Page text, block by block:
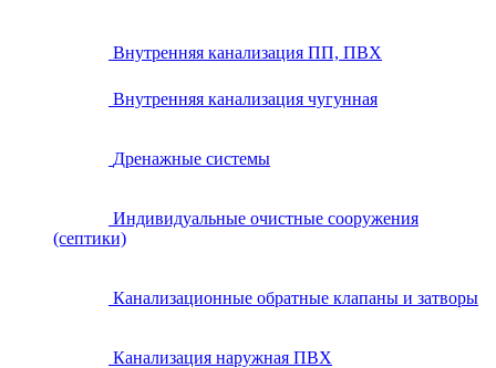
Внутренняя канализация ПП, ПВХ
Внутренняя канализация чугунная
Дренажные системы
Индивидуальные очистные сооружения
(септики)
Канализационные обратные клапаны и затворы
Канализация наружная ПВХ